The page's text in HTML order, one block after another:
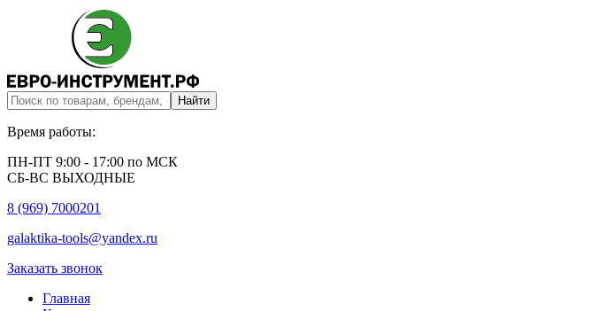
Время работы:
ПН-ПТ 9:00 - 17:00 по МСК
СБ-ВС ВЫХОДНЫЕ
8 (969) 7000201
galaktika-tools@yandex.ru
Заказать звонок
Главная